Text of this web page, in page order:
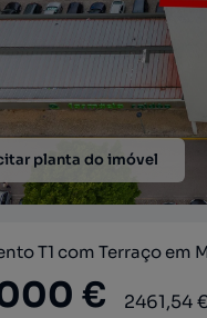
planta do imóvel
T1 com Terraço em
€ 2461,54